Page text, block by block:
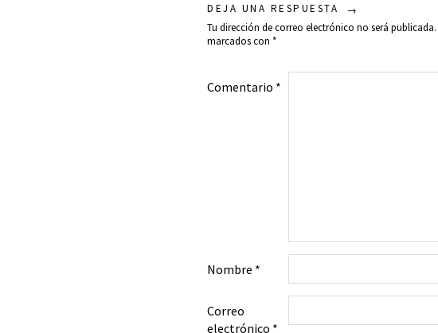
DEJA UNA RESPUESTA
Tu dirección de correo electrónico no será publicada.
marcados con *
Comentario *
Nombre *
Correo
electrónico *